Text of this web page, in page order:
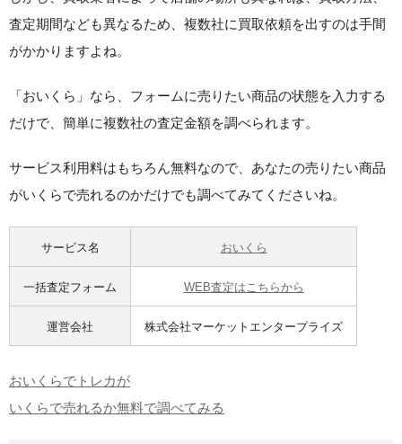
査定期間なども異なるため、複数社に買取依頼を出すのは手間
がかかりますよね。
「おいくら」なら、フォームに売りたい商品の状態を入力する
だけで、簡単に複数社の査定金額を調べられます。
サービス利用料はもちろん無料なので、あなたの売りたい商品
がいくらで売れるのかだけでも調べてみてくださいね。
サービス名 おいくら
一括査定フォーム WEB査定はこちらから
運営会社 株式会社マーケットエンタープライズ
おいくらでトレカが
いくらで売れるか無料で調べてみる